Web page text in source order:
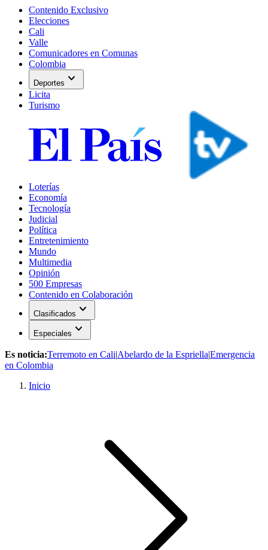
Contenido Exclusivo
Elecciones
Cali
Valle
Comunicadores en Comunas
Colombia
Deportes expand_more
Licita
Turismo
Loterías
Economía
Tecnología
Judicial
Política
Entretenimiento
Mundo
Multimedia
Opinión
500 Empresas
Contenido en Colaboración
Clasificados expand_more
Especiales expand_more
Es noticia:Terremoto en Cali|Abelardo de la Espriella|Emergencia
en Colombia
Inicio